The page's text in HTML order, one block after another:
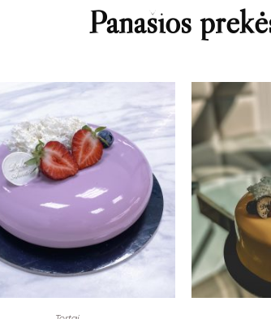
Panašios